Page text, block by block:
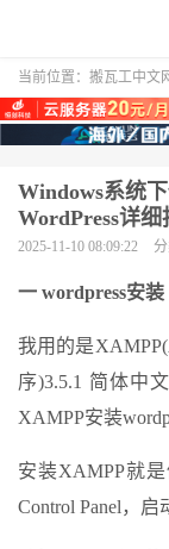
当前位置： 搬瓦工中文
Windows系统
WordPress详细
2025-11-10 08:09:22 分
一 wordpress安装
我用的是
序)3.5.1 简体中
XAMPP安装
安装XAMPP就
Control Panel，启